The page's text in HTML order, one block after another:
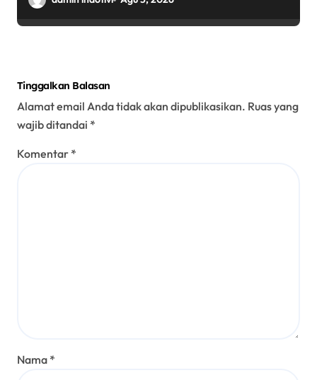
Tinggalkan Balasan
Alamat email Anda tidak akan dipublikasikan. Ruas yang
wajib ditandai *
Komentar *
Nama *